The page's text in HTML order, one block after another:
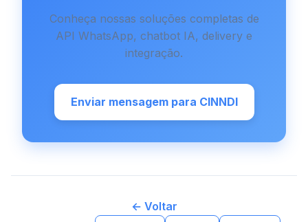
Conheça nossas soluções completas de
API WhatsApp, chatbot IA, delivery e
integração.
Enviar mensagem para CINNDI
← Voltar